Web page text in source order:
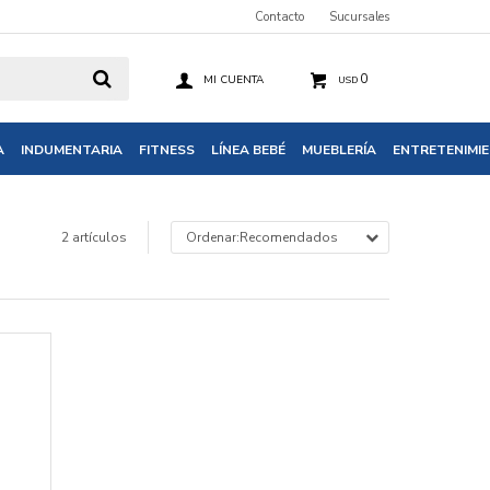
INDUMENTARIA FITNESS LÍNEA BEBÉ MUEBLERÍA
USD 0
Contacto Sucursales
2 artículos Recomendados